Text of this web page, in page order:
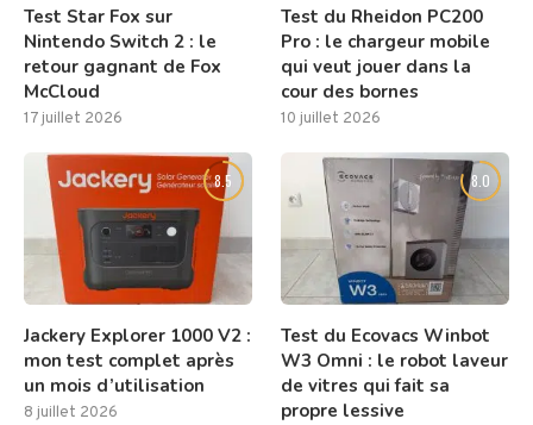
Test Star Fox sur
Nintendo Switch 2 : le
retour gagnant de Fox
McCloud
17 juillet 2026
Test du Rheidon PC200
Pro : le chargeur mobile
qui veut jouer dans la
cour des bornes
10 juillet 2026
8.5
Jackery Explorer 1000 V2 :
mon test complet après
un mois d’utilisation
8 juillet 2026
8.0
Test du Ecovacs Winbot
W3 Omni : le robot laveur
de vitres qui fait sa
propre lessive